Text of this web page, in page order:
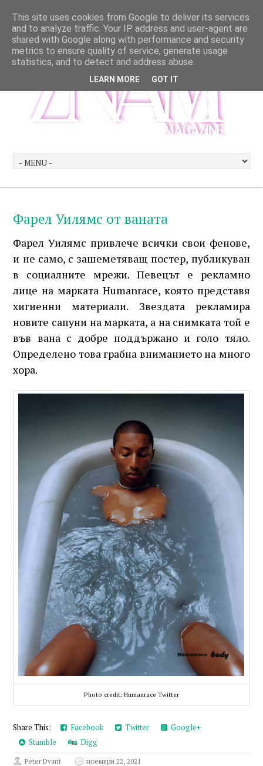
Фарел Уилямс от ваната
Фарел Уилямс привлече всички свои фенове,
и не само, с зашеметяващ постер, публикуван
в социалните мрежи. Певецът е рекламно
лице на марката Humanrace, която представя
хигиенни материали. Звездата рекламира
новите сапуни на марката, а на снимката той е
във вана с добре поддържано и голо тяло.
Определено това грабна вниманието на много
хора.
Photo credit: Humanrace Twitter
Share This: Facebook Twitter
Google+
Stumble
Digg
Peter Dvant
ноември 22, 2021
This site uses cookies from Google to deliver its services
and to analyze traffic. Your IP address and user-agent are
shared with Google along with performance and security
metrics to ensure quality of service, generate usage
statistics, and to detect and address abuse.
LEARN MORE GOT IT